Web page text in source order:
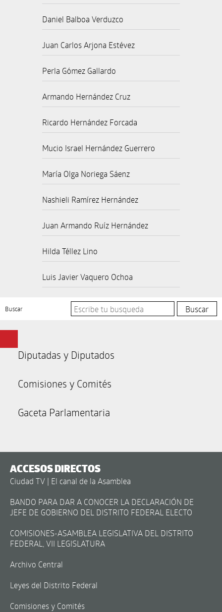
Daniel Balboa Verduzco
Juan Carlos Arjona Estévez
Perla Gómez Gallardo
Armando Hernández Cruz
Ricardo Hernández Forcada
Mucio Israel Hernández Guerrero
María Olga Noriega Sáenz
Nashieli Ramírez Hernández
Juan Armando Ruíz Hernández
Hilda Téllez Lino
Luis Javier Vaquero Ochoa
Buscar
Diputadas y Diputados
Comisiones y Comités
Gaceta Parlamentaria
ACCESOS DIRECTOS
Ciudad TV | El canal de la Asamblea
BANDO PARA DAR A CONOCER LA DECLARACIÓN DE
JEFE DE GOBIERNO DEL DISTRITO FEDERAL ELECTO
COMISIONES-ASAMBLEA LEGISLATIVA DEL DISTRITO
FEDERAL, VII LEGISLATURA
Archivo Central
Leyes del Distrito Federal
Comisiones y Comités